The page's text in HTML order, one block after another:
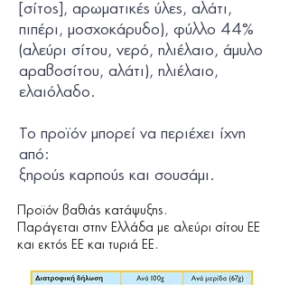
σίτος ], αρωματικές ύλες, αλάτι,
πιπέρι, μοσχοκάρυδο), φύλλο 44%
(αλεύρι σίτου, νερό, ηλιέλαιο, άμυλο
αραβοσίτου, αλάτι), ηλιέλαιο,
ελαιόλαδο.
Το προϊόν µπορεί να περιέχει ίχνη
από:
ξηρούς καρπούς και σουσάμι.
Προϊόν βαθιάς κατάψυξης.
Παράγεται στην Ελλάδα με αλεύρι σίτου ΕΕ
και εκτός ΕΕ και τυριά ΕΕ.